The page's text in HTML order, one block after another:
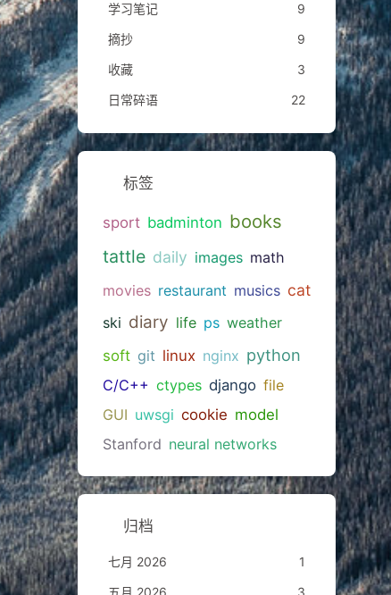
学习笔记
9
摘抄
9
收藏
3
日常碎语
22
标签
sport badminton books
tattle daily images math
movies restaurant musics cat
ski diary life ps weather
soft git linux nginx python
C/C++ ctypes django file
GUI uwsgi cookie model
Stanford neural networks
归档
七月 2026
1